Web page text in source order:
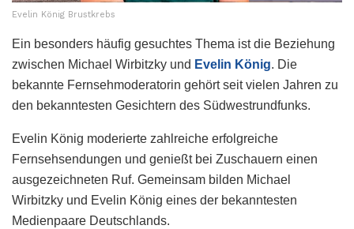
Evelin König Brustkrebs
Ein besonders häufig gesuchtes Thema ist die Beziehung
zwischen Michael Wirbitzky und Evelin König. Die
bekannte Fernsehmoderatorin gehört seit vielen Jahren zu
den bekanntesten Gesichtern des Südwestrundfunks.
Evelin König moderierte zahlreiche erfolgreiche
Fernsehsendungen und genießt bei Zuschauern einen
ausgezeichneten Ruf. Gemeinsam bilden Michael
Wirbitzky und Evelin König eines der bekanntesten
Medienpaare Deutschlands.